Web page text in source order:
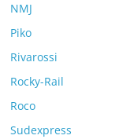
NMJ
Piko
Rivarossi
Rocky-Rail
Roco
Sudexpress